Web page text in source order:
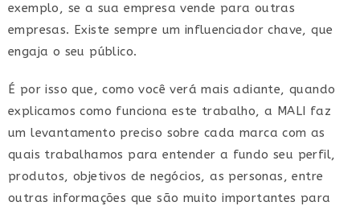
exemplo, se a sua empresa vende para outras
empresas. Existe sempre um influenciador chave, que
engaja o seu público.
É por isso que, como você verá mais adiante, quando
explicamos como funciona este trabalho, a MALI faz
um levantamento preciso sobre cada marca com as
quais trabalhamos para entender a fundo seu perfil,
produtos, objetivos de negócios, as personas, entre
outras informações que são muito importantes para